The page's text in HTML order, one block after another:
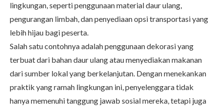
lingkungan, seperti penggunaan material daur ulang,
pengurangan limbah, dan penyediaan opsi transportasi yang
lebih hijau bagi peserta.
Salah satu contohnya adalah penggunaan dekorasi yang
terbuat dari bahan daur ulang atau menyediakan makanan
dari sumber lokal yang berkelanjutan. Dengan menekankan
praktik yang ramah lingkungan ini, penyelenggara tidak
hanya memenuhi tanggung jawab sosial mereka, tetapi juga